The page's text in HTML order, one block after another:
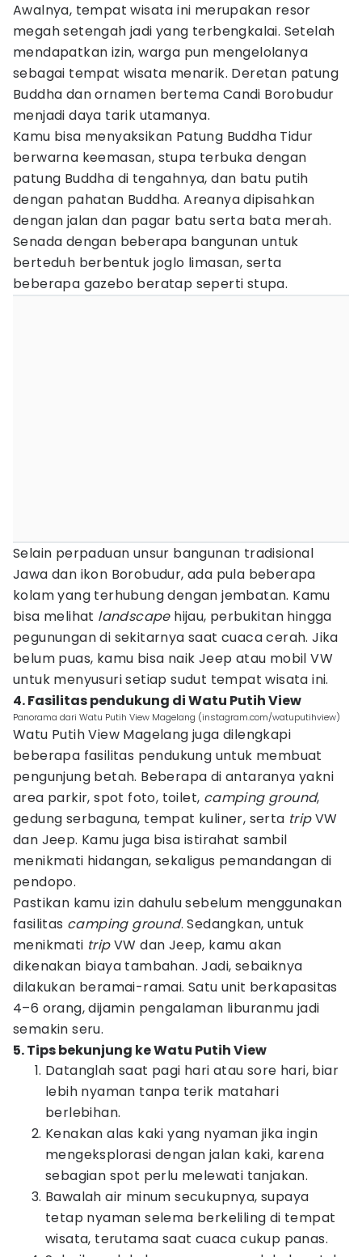
Awalnya, tempat wisata ini merupakan resor
megah setengah jadi yang terbengkalai. Setelah
mendapatkan izin, warga pun mengelolanya
sebagai tempat wisata menarik. Deretan patung
Buddha dan ornamen bertema Candi Borobudur
menjadi daya tarik utamanya.
Kamu bisa menyaksikan Patung Buddha Tidur
berwarna keemasan, stupa terbuka dengan
patung Buddha di tengahnya, dan batu putih
dengan pahatan Buddha. Areanya dipisahkan
dengan jalan dan pagar batu serta bata merah.
Senada dengan beberapa bangunan untuk
berteduh berbentuk joglo limasan, serta
beberapa gazebo beratap seperti stupa.
Selain perpaduan unsur bangunan tradisional
Jawa dan ikon Borobudur, ada pula beberapa
kolam yang terhubung dengan jembatan. Kamu
bisa melihat landscape hijau, perbukitan hingga
pegunungan di sekitarnya saat cuaca cerah. Jika
belum puas, kamu bisa naik Jeep atau mobil VW
untuk menyusuri setiap sudut tempat wisata ini.
4. Fasilitas pendukung di Watu Putih View
Panorama dari Watu Putih View Magelang (instagram.com/watuputihview)
Watu Putih View Magelang juga dilengkapi
beberapa fasilitas pendukung untuk membuat
pengunjung betah. Beberapa di antaranya yakni
area parkir, spot foto, toilet, camping ground,
gedung serbaguna, tempat kuliner, serta tripVW
dan Jeep. Kamu juga bisa istirahat sambil
menikmati hidangan, sekaligus pemandangan di
pendopo.
Pastikan kamu izin dahulu sebelum menggunakan
fasilitas camping ground. Sedangkan, untuk
menikmati tripVW dan Jeep, kamu akan
dikenakan biaya tambahan. Jadi, sebaiknya
dilakukan beramai-ramai. Satu unit berkapasitas
4–6 orang, dijamin pengalaman liburanmu jadi
semakin seru.
5. Tips bekunjung ke Watu Putih View
Datanglah saat pagi hari atau sore hari, biar
lebih nyaman tanpa terik matahari
berlebihan.
Kenakan alas kaki yang nyaman jika ingin
mengeksplorasi dengan jalan kaki, karena
sebagian spot perlu melewati tanjakan.
Bawalah air minum secukupnya, supaya
tetap nyaman selema berkeliling di tempat
wisata, terutama saat cuaca cukup panas.